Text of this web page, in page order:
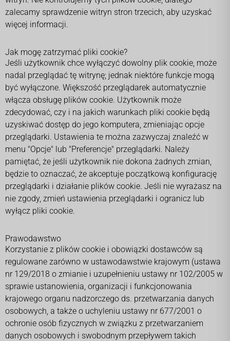
zalecamy sprawdzenie witryn stron trzecich, aby uzyskać
więcej informacji.
Jak mogę zatrzymać pliki cookie?
Jeśli użytkownik chce wyłączyć dowolny plik cookie, może
nadal przeglądać tę witrynę; jednak niektóre funkcje mogą
być wyłączone. Większość przeglądarek automatycznie
włącza obsługę plików cookie. Użytkownik może
zdecydować, czy i na jakich warunkach pliki cookie będą
uzyskiwać dostęp do jego komputera, zmieniając opcje
przeglądarki. Ustawienia te można zazwyczaj znaleźć w
menu "Opcje" lub "Preferencje" przeglądarki. Należy
pamiętać, że jeśli użytkownik nie dokona żadnych zmian,
będzie to oznaczać, że akceptuje początkową konfigurację
przeglądarki i działanie plików cookie. Jeśli nie wyrażasz na
nie zgody, zmień ustawienia przeglądarki i ogranicz lub
wyłącz pliki cookie.
Prawodawstwo
Korzystanie z plików cookie i obowiązki dostawców są
regulowane zarówno w ustawodawstwie krajowym (ustawa
nr 129/2018 o zmianie i uzupełnieniu ustawy nr 102/2005 w
sprawie ustanowienia, organizacji i funkcjonowania
krajowego organu nadzorczego ds. przetwarzania danych
osobowych, a także o uchyleniu ustawy nr 677/2001 o
ochronie osób fizycznych w związku z przetwarzaniem
danych osobowych i swobodnym przepływem takich